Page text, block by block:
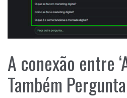
A conexão entre
Também